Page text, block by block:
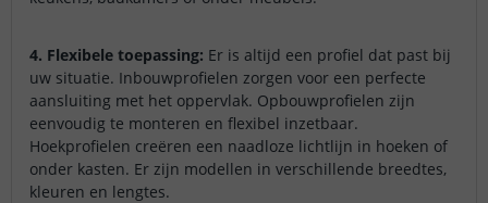
4. Flexibele toepassing: Er is altijd een profiel dat past bij
uw situatie. Inbouwprofielen zorgen voor een perfecte
aansluiting met het oppervlak. Opbouwprofielen zijn
eenvoudig te monteren en flexibel inzetbaar.
Hoekprofielen creëren een naadloze lichtlijn in hoeken of
onder kasten. Er zijn modellen in verschillende breedtes,
kleuren en lengtes.